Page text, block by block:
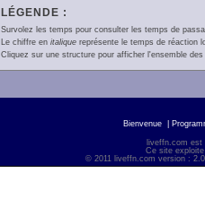
LÉGENDE :
Survolez les temps pour consulter les temps de
Le chiffre en italiquereprésente le temps de réaction
Cliquez sur une structure pour afficher l'ensemble
Bienvenue
liveffn.com est
Ce site
© 2011 liveffn.com version :